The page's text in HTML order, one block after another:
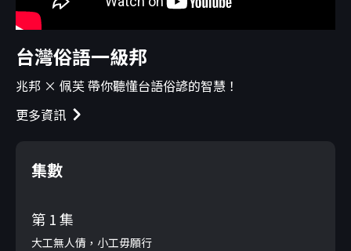
台灣俗語一級邦
兆邦 × 佩芙 帶你聽懂台語俗諺的智慧！
更多資訊
集數
第 1 集
大工無人倩，小工毋願行